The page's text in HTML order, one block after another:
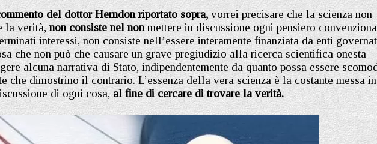
del dottor Herndon riportato sopra,vorrei precisare che la scienza non
la verità,non consiste nel nonmettere in discussione ogni pensiero
interessi, non consiste nell’essere interamente finanziata da enti
che non può che causare un grave pregiudizio alla ricerca scientifica onesta
alcuna narrativa di Stato, indipendentemente da quanto possa essere
che dimostrino il contrario. L’essenza della vera scienza è la costante messa in
di ogni cosa,al fine di cercare di trovare la verità.